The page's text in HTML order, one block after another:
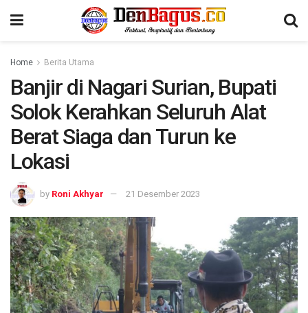
Home Berita Utama
Banjir di Nagari Surian, Bupati
Solok Kerahkan Seluruh Alat
Berat Siaga dan Turun ke
Lokasi
by Roni Akhyar 21 Desember 2023